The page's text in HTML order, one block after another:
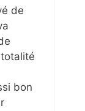
de
bon